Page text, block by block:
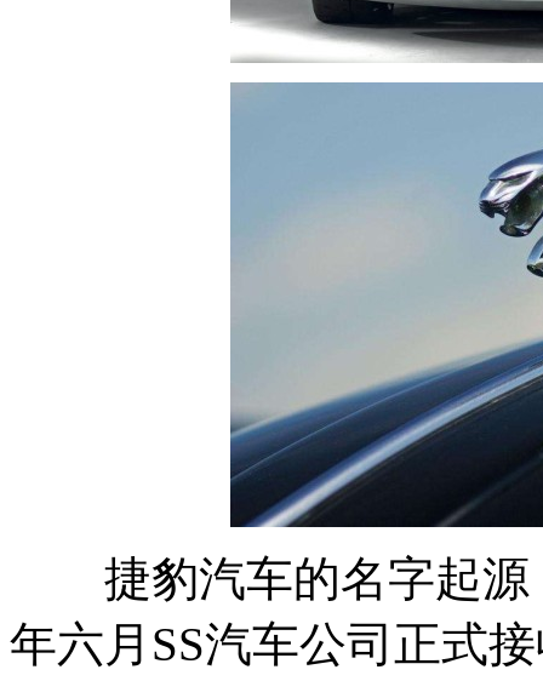
捷豹汽车的名字起源
年六月SS汽车公司正式